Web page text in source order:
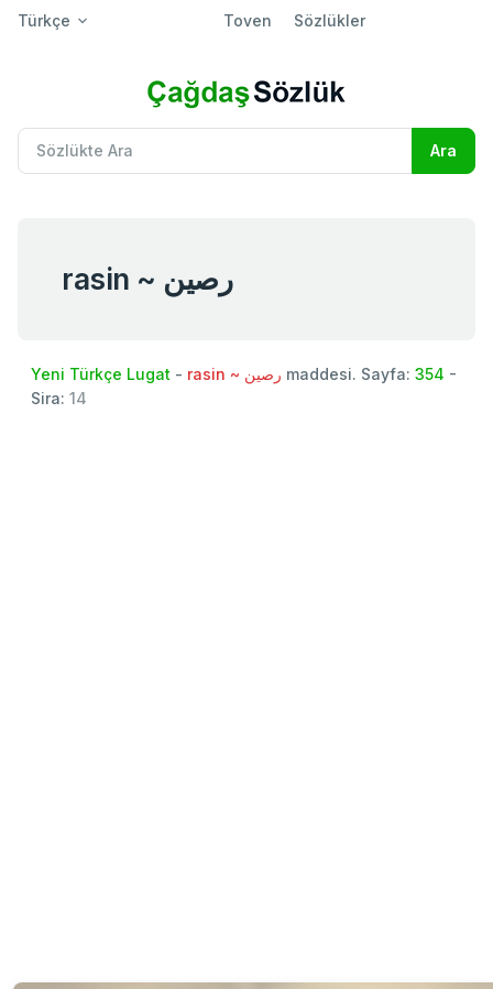
Türkçe Toven Sözlükler
rasin ~ رصین
Yeni Türkçe Lugat - rasin ~ رصین maddesi. Sayfa: 354 -
Sira: 14